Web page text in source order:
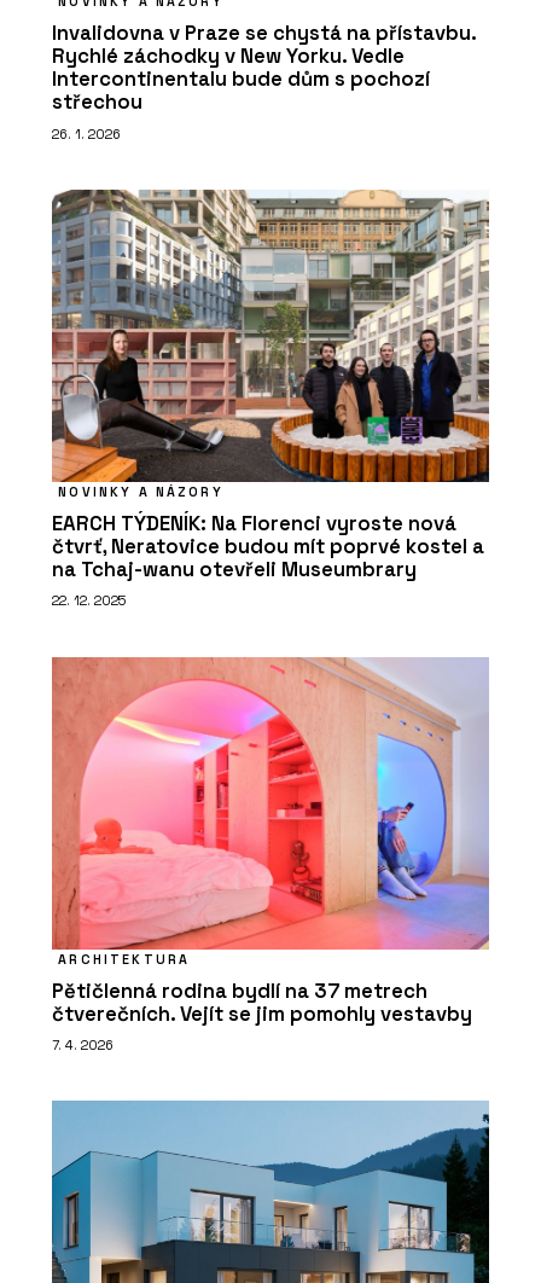
Invalidovna v Praze se chystá na přístavbu.
Rychlé záchodky v New Yorku. Vedle
Intercontinentalu bude dům s pochozí
střechou
26. 1. 2026
NOVINKY A NÁZORY
EARCH TÝDENÍK: Na Florenci vyroste nová
čtvrť, Neratovice budou mít poprvé kostel a
na Tchaj-wanu otevřeli Museumbrary
22. 12. 2025
ARCHITEKTURA
Pětičlenná rodina bydlí na 37 metrech
čtverečních. Vejít se jim pomohly vestavby
7. 4. 2026